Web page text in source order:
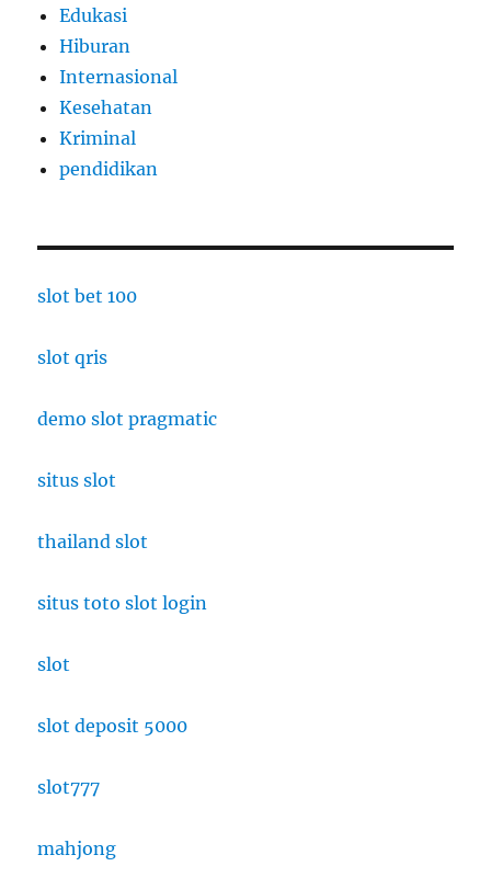
Edukasi
Hiburan
Internasional
Kesehatan
Kriminal
pendidikan
slot bet 100
slot qris
demo slot pragmatic
situs slot
thailand slot
situs toto slot login
slot
slot deposit 5000
slot777
mahjong